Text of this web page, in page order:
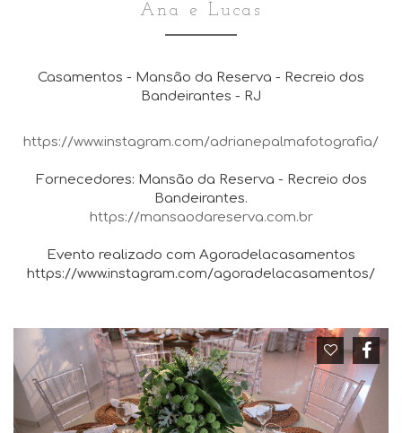
Ana e Lucas
Casamentos - Mansão da Reserva - Recreio dos
Bandeirantes - RJ
https://www.instagram.com/adrianepalmafotografia/
Fornecedores: Mansão da Reserva - Recreio dos
Bandeirantes.
https://mansaodareserva.com.br
Evento realizado com Agoradelacasamentos
https://www.instagram.com/agoradelacasamentos/